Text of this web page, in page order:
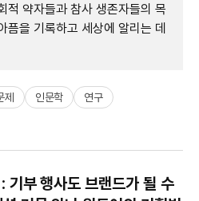
적 약자들과 참사 생존자들의 목
픔을 기록하고 세상에 알리는 데
제 인문학
연구
기부 행사도 브랜드가 될 수